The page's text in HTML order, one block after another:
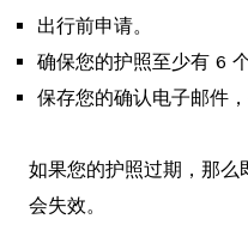
出行前申请。
确保您的护照至少有 6
保存您的确认电子邮件
如果您的护照过期，那
会失效。